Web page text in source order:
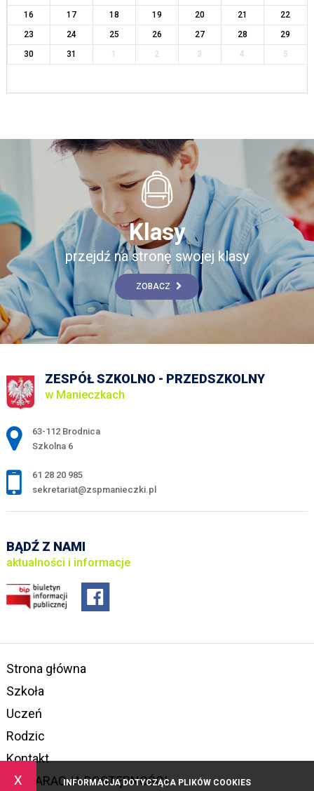
x INFORMACJA DOTYCZĄCA PLIKÓW COOKIES
16
17 18 19 20 21
22
23
24 25 26 27 28
29
30
31 1 2 3 4 5
Klasy
przejdź na stronę swojej klasy
ZOBACZ
ZESPÓŁ SZKOLNO - PRZEDSZKOLNY
w Manieczkach
Adres pocztowy:
63-112 Brodnica
Szkolna 6
61 28 20 985
sekretariat@zspmanieczki.pl
BĄDŹ Z NAMI
aktualności i informacje
Strona główna
Szkoła
Uczeń
Rodzic
Kontakt
DEKLARACJA DOSTĘPNOŚCI